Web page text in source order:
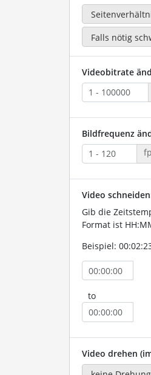
Videobitrate
Bildfrequenz
Video
Gib die
Format ist
Beispiel:
to
Video drehen